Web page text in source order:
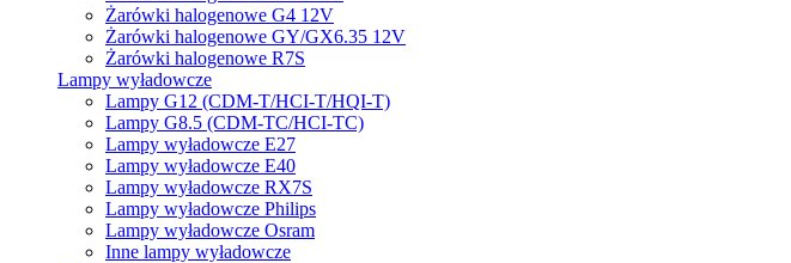
Żarówki halogenowe G4 12V
Żarówki halogenowe GY/GX6.35 12V
Żarówki halogenowe R7S
Lampy wyładowcze
Lampy G12 (CDM-T/HCI-T/HQI-T)
Lampy G8.5 (CDM-TC/HCI-TC)
Lampy wyładowcze E27
Lampy wyładowcze E40
Lampy wyładowcze RX7S
Lampy wyładowcze Philips
Lampy wyładowcze Osram
Inne lampy wyładowcze